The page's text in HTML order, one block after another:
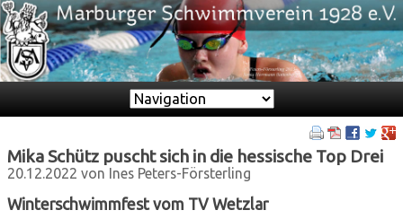
Zielseite
Mika Schütz puscht sich in die hessische Top Drei
20.12.2022 von Ines Peters-Försterling
Winterschwimmfest vom TV Wetzlar